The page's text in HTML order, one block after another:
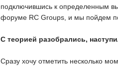
подключившись к определенным
форуме RC Groups, и мы пойдем
С теорией разобрались,
Сразу хочу отметить несколько